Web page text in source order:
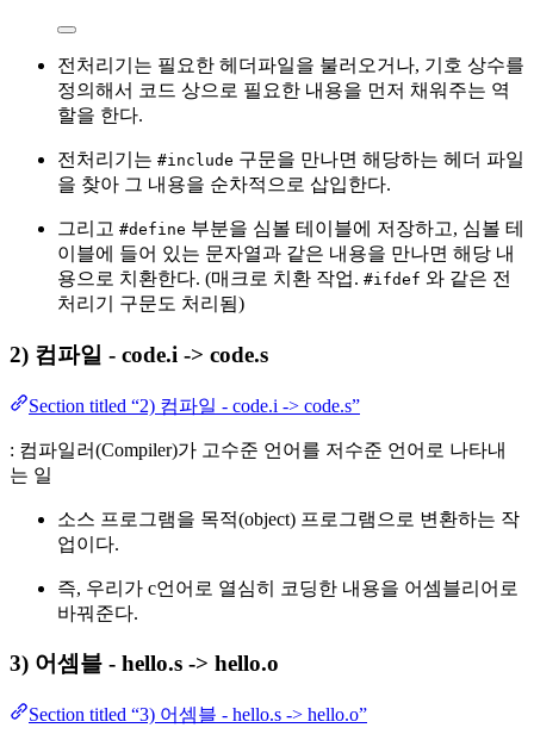
전처리기는 필요한 헤더파일을 불러오거나, 기호 상수를
정의해서 코드 상으로 필요한 내용을 먼저 채워주는 역
할을 한다.
전처리기는 #include 구문을 만나면 해당하는 헤더 파일
을 찾아 그 내용을 순차적으로 삽입한다.
그리고 #define 부분을 심볼 테이블에 저장하고, 심볼 테
이블에 들어 있는 문자열과 같은 내용을 만나면 해당 내
용으로 치환한다. (매크로 치환 작업. #ifdef 와 같은 전
처리기 구문도 처리됨)
2) 컴파일 - code.i -> code.s
Section titled “2) 컴파일 - code.i -> code.s”
: 컴파일러(Compiler)가 고수준 언어를 저수준 언어로 나타내
는 일
소스 프로그램을 목적(object) 프로그램으로 변환하는 작
업이다.
즉, 우리가 c언어로 열심히 코딩한 내용을 어셈블리어로
바꿔준다.
3) 어셈블 - hello.s -> hello.o
Section titled “3) 어셈블 - hello.s -> hello.o”